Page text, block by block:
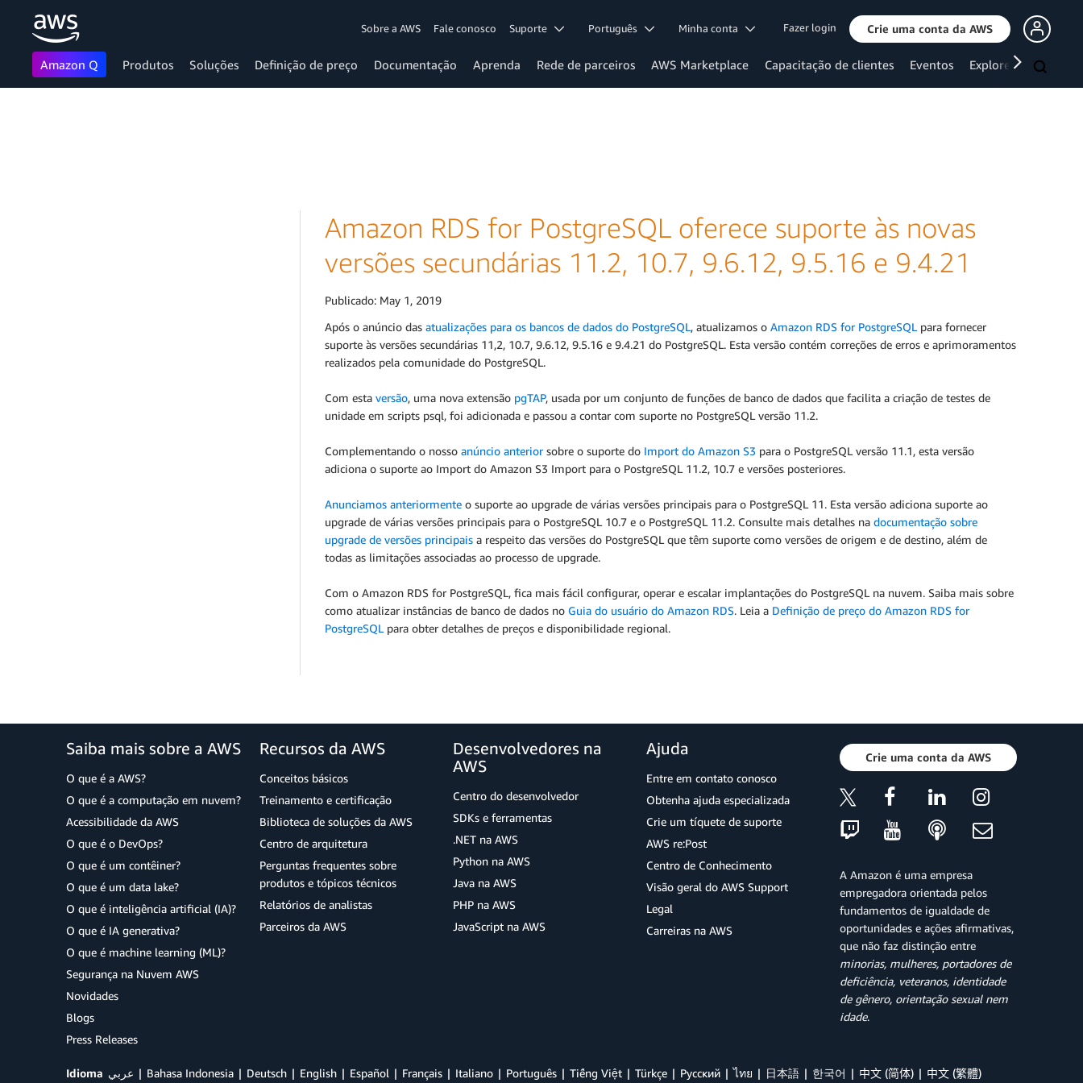
Sobre a AWS Fale conosco Suporte Português Minha conta Fazer login Crie uma conta da AWS
Amazon Q Produtos Soluções Definição de preço Documentação Aprenda Rede de parceiros AWS Marketplace Capacitação de clientes Eventos Explore mais
Amazon RDS for PostgreSQL oferece suporte às novas
versões secundárias 11.2, 10.7, 9.6.12, 9.5.16 e 9.4.21
Publicado: May 1, 2019
Após o anúncio das atualizações para os bancos de dados do PostgreSQL, atualizamos o Amazon RDS for PostgreSQL para fornecer
suporte às versões secundárias 11,2, 10.7, 9.6.12, 9.5.16 e 9.4.21 do PostgreSQL. Esta versão contém correções de erros e aprimoramentos
realizados pela comunidade do PostgreSQL.
Com esta versão, uma nova extensão pgTAP, usada por um conjunto de funções de banco de dados que facilita a criação de testes de
unidade em scripts psql, foi adicionada e passou a contar com suporte no PostgreSQL versão 11.2.
Complementando o nosso anúncio anteriorsobre o suporte do Import do Amazon S3 para o PostgreSQL versão 11.1, esta versão
adiciona o suporte ao Import do Amazon S3 Import para o PostgreSQL 11.2, 10.7 e versões posteriores.
Anunciamos anteriormente o suporte ao upgrade de várias versões principais para o PostgreSQL 11. Esta versão adiciona suporte ao
upgrade de várias versões principais para o PostgreSQL 10.7 e o PostgreSQL 11.2. Consulte mais detalhes na documentação sobre
upgrade de versões principais a respeito das versões do PostgreSQL que têm suporte como versões de origem e de destino, além de
todas as limitações associadas ao processo de upgrade.
Com o Amazon RDS for PostgreSQL, fica mais fácil configurar, operar e escalar implantações do PostgreSQL na nuvem. Saiba mais sobre
como atualizar instâncias de banco de dados no Guia do usuário do Amazon RDS. Leia a Definição de preço do Amazon RDS for
PostgreSQL para obter detalhes de preços e disponibilidade regional.
Saiba mais sobre a AWS
O que é a AWS?
O que é a computação em nuvem?
Acessibilidade da AWS
O que é o DevOps?
O que é um contêiner?
O que é um data lake?
O que é inteligência artificial (IA)?
O que é IA generativa?
O que é machine learning (ML)?
Segurança na Nuvem AWS
Novidades
Blogs
Press Releases
Recursos da AWS
Conceitos básicos
Treinamento e certificação
Biblioteca de soluções da AWS
Centro de arquitetura
Perguntas frequentes sobre
produtos e tópicos técnicos
Relatórios de analistas
Parceiros da AWS
Desenvolvedores na
AWS
Centro do desenvolvedor
SDKs e ferramentas
.NET na AWS
Python na AWS
Java na AWS
PHP na AWS
JavaScript na AWS
Ajuda
Entre em contato conosco
Obtenha ajuda especializada
Crie um tíquete de suporte
AWS re:Post
Centro de Conhecimento
Visão geral do AWS Support
Legal
Carreiras na AWS
Crie uma conta da AWS
A Amazon é uma empresa
empregadora orientada pelos
fundamentos de igualdade de
oportunidades e ações afirmativas,
que não faz distinção entre
minorias, mulheres, portadores de
deficiência, veteranos, identidade
de gênero, orientação sexual nem
idade.
Idioma عربي Bahasa Indonesia Deutsch English Español Français Italiano Português Tiếng Việt Türkçe Ρусский ไทย 日本語 한국어 中文 (简体) 中文 (繁體)